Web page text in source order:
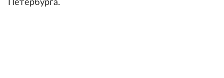
Петербурга.